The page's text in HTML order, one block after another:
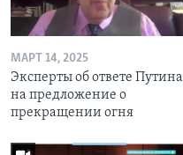
МАРТ 14, 2025
Эксперты об ответе Путина
на предложение о
прекращении огня